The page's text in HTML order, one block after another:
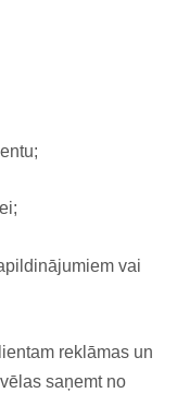
vai
reklāmas un
saņemt no